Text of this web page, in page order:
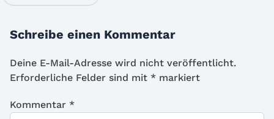
Schreibe einen Kommentar
Deine E-Mail-Adresse wird nicht veröffentlicht.
Erforderliche Felder sind mit * markiert
Kommentar *